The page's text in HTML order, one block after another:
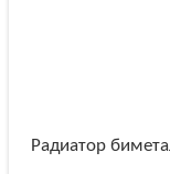
Радиатор